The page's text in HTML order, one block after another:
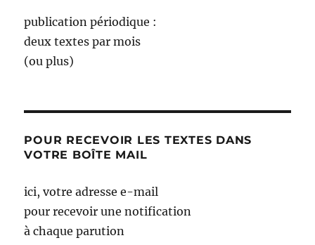
publication périodique :
deux textes par mois
(ou plus)
POUR RECEVOIR LES TEXTES DANS
VOTRE BOÎTE MAIL
ici, votre adresse e-mail
pour recevoir une notification
à chaque parution